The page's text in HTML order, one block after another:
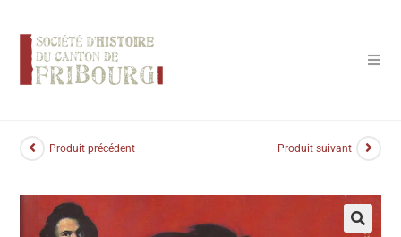
Produit précédent Produit suivant